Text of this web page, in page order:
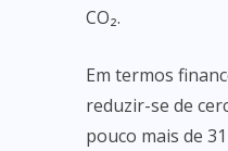
CO₂.
Em termos
reduzir-se de
pouco mais de